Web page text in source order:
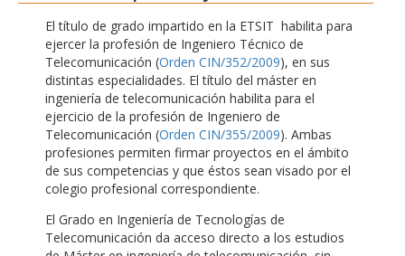
El título de grado impartido en la ETSIT habilita para
ejercer la profesión de Ingeniero Técnico de
Telecomunicación (Orden CIN/352/2009), en sus
distintas especialidades. El título del máster en
ingeniería de telecomunicación habilita para el
ejercicio de la profesión de Ingeniero de
Telecomunicación (Orden CIN/355/2009). Ambas
profesiones permiten firmar proyectos en el ámbito
de sus competencias y que éstos sean visado por el
colegio profesional correspondiente.
El Grado en Ingeniería de Tecnologías de
Telecomunicación da acceso directo a los estudios